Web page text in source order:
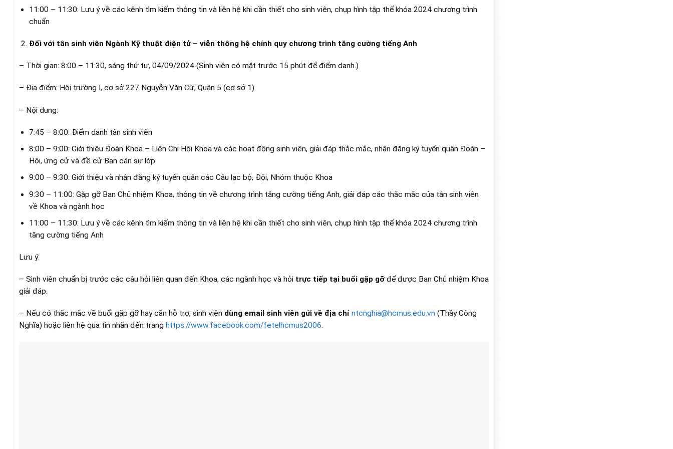
11:00 – 11:30: Lưu ý về các kênh tìm kiếm thông tin và liên hệ khi cần thiết cho sinh viên, chụp hình tập thể khóa 2024 chương trình
chuẩn
Đối với tân sinh viên Ngành Kỹ thuật điện tử – viễn thông hệ chính quy chương trình tăng cường tiếng Anh
– Thời gian: 8:00 – 11:30, sáng thứ tư, 04/09/2024 (Sinh viên có mặt trước 15 phút để điểm danh.)
– Địa điểm: Hội trường I, cơ sở 227 Nguyễn Văn Cừ, Quận 5 (cơ sở 1)
– Nội dung:
7:45 – 8:00: Điểm danh tân sinh viên
8:00 – 9:00: Giới thiệu Đoàn Khoa – Liên Chi Hội Khoa và các hoạt động sinh viên, giải đáp thắc mắc, nhận đăng ký tuyển quân Đoàn –
Hội, ứng cử và đề cử Ban cán sự lớp
9:00 – 9:30: Giới thiệu và nhận đăng ký tuyển quân các Câu lạc bộ, Đội, Nhóm thuộc Khoa
9:30 – 11:00: Gặp gỡ Ban Chủ nhiệm Khoa, thông tin về chương trình tăng cường tiếng Anh, giải đáp các thắc mắc của tân sinh viên
về Khoa và ngành học
11:00 – 11:30: Lưu ý về các kênh tìm kiếm thông tin và liên hệ khi cần thiết cho sinh viên, chụp hình tập thể khóa 2024 chương trình
tăng cường tiếng Anh
Lưu ý:
– Sinh viên chuẩn bị trước các câu hỏi liên quan đến Khoa, các ngành học và hỏi trực tiếp tại buổi gặp gỡ để được Ban Chủ nhiệm Khoa
giải đáp.
– Nếu có thắc mắc về buổi gặp gỡ hay cần hỗ trợ, sinh viên dùng email sinh viên gửi về địa chỉ ntcnghia@hcmus.edu.vn (Thầy Công
Nghĩa) hoặc liên hệ qua tin nhắn đến trang https://www.facebook.com/fetelhcmus2006.